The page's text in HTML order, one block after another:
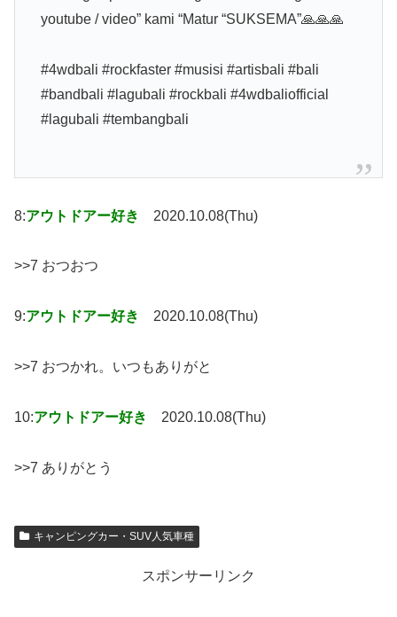
youtube / video” kami “Matur “SUKSEMA”🙏🙏🙏
#4wdbali #rockfaster #musisi #artisbali #bali
#bandbali #lagubali #rockbali #4wdbaliofficial
#lagubali #tembangbali
8:アウトドアー好き 2020.10.08(Thu)
>>7 おつおつ
9:アウトドアー好き 2020.10.08(Thu)
>>7 おつかれ。いつもありがと
10:アウトドアー好き 2020.10.08(Thu)
>>7 ありがとう
キャンピングカー・SUV人気車種
スポンサーリンク